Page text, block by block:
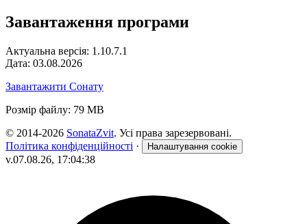
Завантаження програми
Актуальна версія: 1.10.7.1
Дата: 03.08.2026
Завантажити Сонату
Розмір файлу: 79 MB
© 2014-2026 SonataZvit. Усі права зарезервовані.
Політика конфіденційності · Налаштування cookie
v.07.08.26, 17:04:38